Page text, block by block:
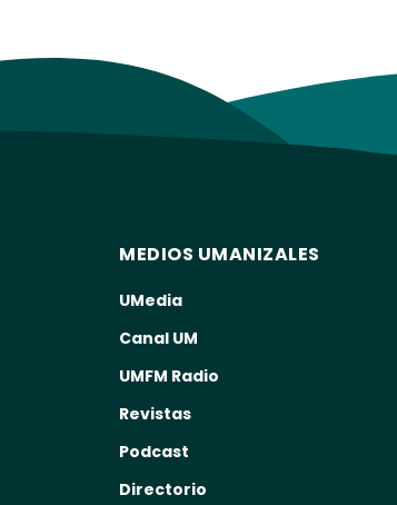
MEDIOS UMANIZALES
UMedia
Canal UM
UMFM Radio
Revistas
Podcast
Directorio